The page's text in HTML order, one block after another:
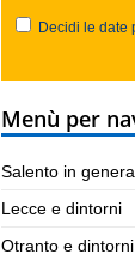
Decidi le date
Menù per
Salento in
Lecce e dintorni
Otranto e dintorni